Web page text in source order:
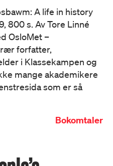
A life in history
800 s. Av Tore Linné
OsloMet –
forfatter,
i Klassekampen og
mange akademikere
som er så
Bokomtaler